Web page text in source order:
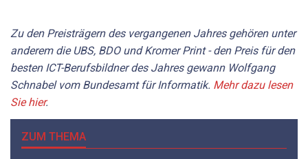
Zu den Preisträgern des vergangenen Jahres gehören unter
anderem die UBS, BDO und Kromer Print - den Preis für den
besten ICT-Berufsbildner des Jahres gewann Wolfgang
Schnabel vom Bundesamt für Informatik. Mehr dazu lesen
Sie hier.
ZUM THEMA